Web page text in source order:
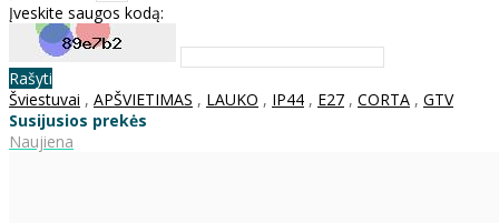
Įveskite saugos kodą:
Rašyti
Šviestuvai , APŠVIETIMAS , LAUKO , IP44 , E27 , CORTA , GTV
Susijusios prekės
Naujiena